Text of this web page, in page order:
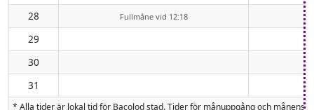
28
Fullmåne vid 12:18
29
30
31
* Alla tider är lokal tid för Bacolod stad. Tider för månuppgång och månens